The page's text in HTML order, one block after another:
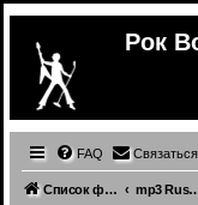
Рок
FAQ
Список форумов mp3 Russian (&